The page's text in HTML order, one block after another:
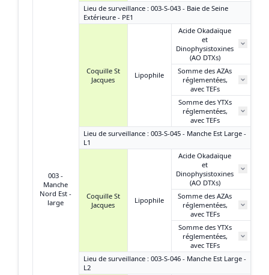
003 -
Manche
Nord Est -
large
Lieu de surveillance : 003-S-043 - Baie de Seine
Extérieure - PE1
Coquille St
Jacques
Lipophile
Acide Okadaïque
et
Dinophysistoxines
(AO DTXs)
Somme des AZAs
réglementées,
avec TEFs
Somme des YTXs
réglementées,
avec TEFs
Lieu de surveillance : 003-S-045 - Manche Est Large -
L1
Coquille St
Jacques
Lipophile
Acide Okadaïque
et
Dinophysistoxines
(AO DTXs)
Somme des AZAs
réglementées,
avec TEFs
Somme des YTXs
réglementées,
avec TEFs
Lieu de surveillance : 003-S-046 - Manche Est Large -
L2